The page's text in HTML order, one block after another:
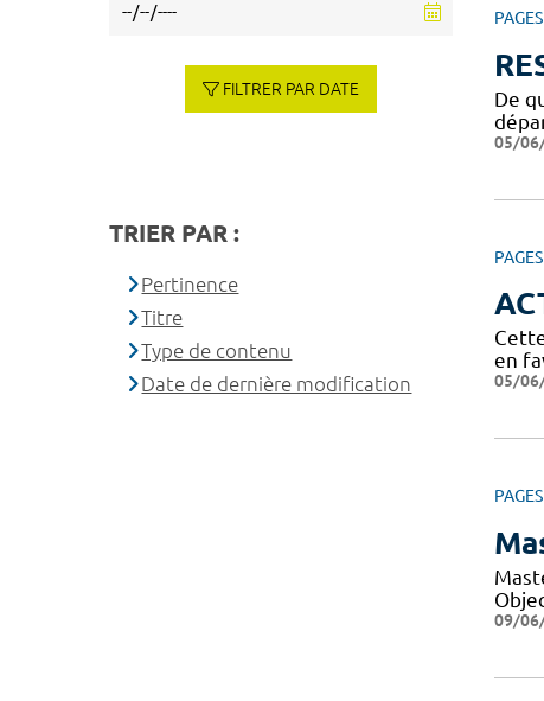
PAGES
De
05/
PAGES
en
05/
PAGES
09/
FILTRER PAR DATE
TRIER PAR :
Pertinence
Titre
Type de contenu
Date de dernière modification